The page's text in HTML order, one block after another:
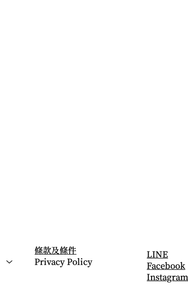
條款及條件
Privacy Policy
LINE
Facebook
Instagram